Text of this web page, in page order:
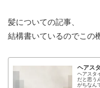
髪についての記事、
結構書いているのでこの
ヘアス
ヘアスタ
だと思う
がちなん